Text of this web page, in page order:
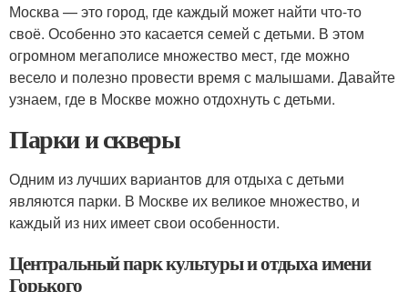
Москва — это город, где каждый может найти что-то
своё. Особенно это касается семей с детьми. В этом
огромном мегаполисе множество мест, где можно
весело и полезно провести время с малышами. Давайте
узнаем, где в Москве можно отдохнуть с детьми.
Парки и скверы
Одним из лучших вариантов для отдыха с детьми
являются парки. В Москве их великое множество, и
каждый из них имеет свои особенности.
Центральный парк культуры и отдыха имени
Горького